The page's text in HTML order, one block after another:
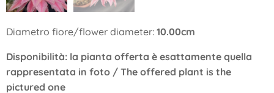
Diametro fiore/flower diameter: 10.00cm
Disponibilità: la pianta offerta è esattamente quella
rappresentata in foto / The offered plant is the
pictured one